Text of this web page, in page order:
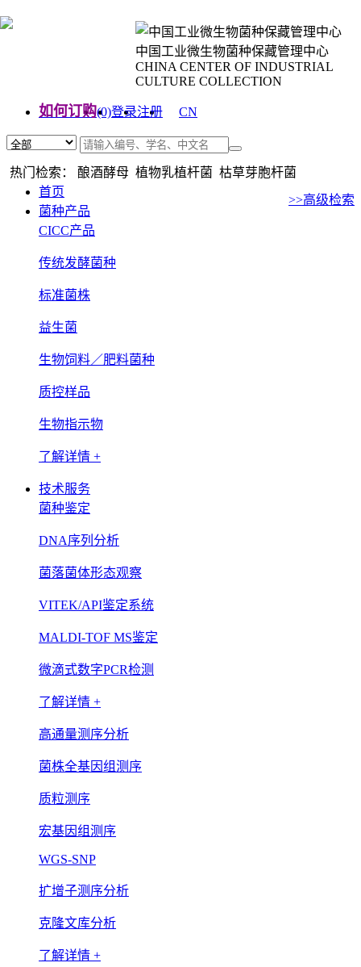
中国工业微生物菌种保藏管理中心
CHINA CENTER OF INDUSTRIAL
CULTURE COLLECTION
如何订购(0)登录注册
CN
热门检索： 酿酒酵母 植物乳植杆菌 枯草芽胞杆菌
>>高级检索
首页
菌种产品
CICC产品
传统发酵菌种
标准菌株
益生菌
生物饲料／肥料菌种
质控样品
生物指示物
了解详情 +
技术服务
菌种鉴定
DNA序列分析
菌落菌体形态观察
VITEK/API鉴定系统
MALDI-TOF MS鉴定
微滴式数字PCR检测
了解详情 +
高通量测序分析
菌株全基因组测序
质粒测序
宏基因组测序
WGS-SNP
扩增子测序分析
克隆文库分析
了解详情 +